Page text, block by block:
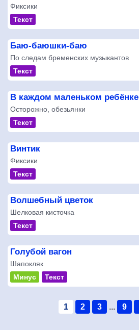
Фиксики
Текст
Баю-баюшки-баю
По следам бременских музыкантов
Текст
В каждом маленьком ребёнке
Осторожно, обезьянки
Текст
Винтик
Фиксики
Текст
Волшебный цветок
Шелковая кисточка
Текст
Голубой вагон
Шапокляк
Минус
Текст
1 2 3 ... 9